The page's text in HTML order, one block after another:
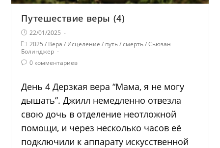
Путешествие веры (4)
22/01/2025
2025 / Вера / Исцеление / путь / смерть / Сьюзан
Болинджер
0 комментариев
День 4 Дерзкая вера “Мама, я не могу
дышать”. Джилл немедленно отвезла
свою дочь в отделение неотложной
помощи, и через несколько часов её
подключили к аппарату искусственной